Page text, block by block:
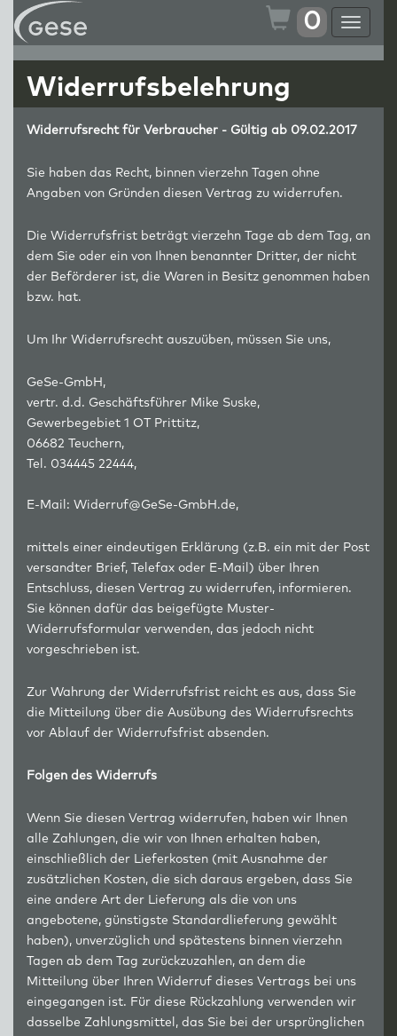
Toggle
0
Widerrufsbelehrung
Widerrufsrecht für Verbraucher - Gültig ab 09.02.2017
Sie haben das Recht, binnen vierzehn Tagen ohne
Angaben von Gründen diesen Vertrag zu widerrufen.
Die Widerrufsfrist beträgt vierzehn Tage ab dem Tag, an
dem Sie oder ein von Ihnen benannter Dritter, der nicht
der Beförderer ist, die Waren in Besitz genommen haben
bzw. hat.
Um Ihr Widerrufsrecht auszuüben, müssen Sie uns,
GeSe-GmbH,
vertr. d.d. Geschäftsführer Mike Suske,
Gewerbegebiet 1 OT Prittitz,
06682 Teuchern,
Tel. 034445 22444,
E-Mail: Widerruf@GeSe-GmbH.de,
mittels einer eindeutigen Erklärung (z.B. ein mit der Post
versandter Brief, Telefax oder E-Mail) über Ihren
Entschluss, diesen Vertrag zu widerrufen, informieren.
Sie können dafür das beigefügte Muster-
Widerrufsformular verwenden, das jedoch nicht
vorgeschrieben ist.
Zur Wahrung der Widerrufsfrist reicht es aus, dass Sie
die Mitteilung über die Ausübung des Widerrufsrechts
vor Ablauf der Widerrufsfrist absenden.
Folgen des Widerrufs
Wenn Sie diesen Vertrag widerrufen, haben wir Ihnen
alle Zahlungen, die wir von Ihnen erhalten haben,
einschließlich der Lieferkosten (mit Ausnahme der
zusätzlichen Kosten, die sich daraus ergeben, dass Sie
eine andere Art der Lieferung als die von uns
angebotene, günstigste Standardlieferung gewählt
haben), unverzüglich und spätestens binnen vierzehn
Tagen ab dem Tag zurückzuzahlen, an dem die
Mitteilung über Ihren Widerruf dieses Vertrags bei uns
eingegangen ist. Für diese Rückzahlung verwenden wir
dasselbe Zahlungsmittel, das Sie bei der ursprünglichen